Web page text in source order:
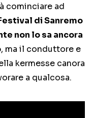
cominciare ad
di Sanremo
non lo sa ancora
, ma il conduttore e
kermesse canora
a qualcosa.